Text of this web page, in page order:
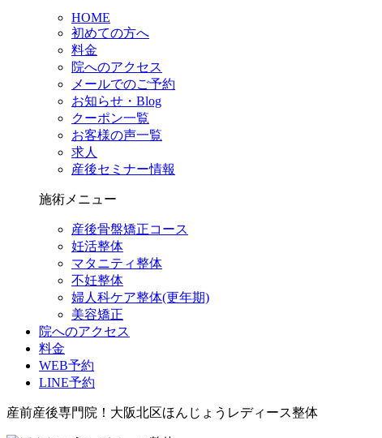
HOME
初めての方へ
料金
院へのアクセス
メールでのご予約
お知らせ・Blog
クーポン一覧
お客様の声一覧
求人
産後セミナー情報
施術メニュー
産後骨盤矯正コース
妊活整体
マタニティ整体
不妊整体
婦人科ケア整体(更年期)
美容矯正
院へのアクセス
料金
WEB予約
LINE予約
産前産後専門院！大阪北区ほんじょうレディース整体